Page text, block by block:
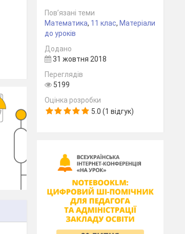
Пов’язані теми
Математика, 11 клас, Матеріали
до уроків
Додано
31 жовтня 2018
Переглядів
5199
Оцінка розробки
5.0 (1 відгук)